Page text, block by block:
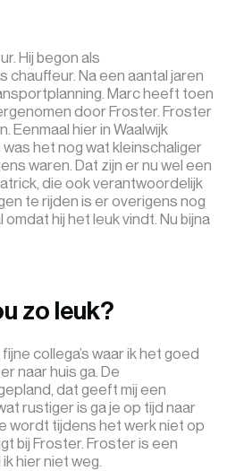
Hij begon als
chauffeur. Na een aantal jaren
Marc heeft toen
door Froster. Froster
Eenmaal hier in Waalwijk
het nog wat kleinschaliger
waren. Dat zijn er nu wel een
die ook verantwoordelijk
te rijden is er overigens nog
hij het leuk vindt. Nu bijna
zo leuk?
collega’s waar ik het goed
naar huis ga. De
dat geeft mij een
rustiger is ga je op tijd naar
wordt tijdens het werk niet op
bij Froster. Froster is een
hier niet weg.